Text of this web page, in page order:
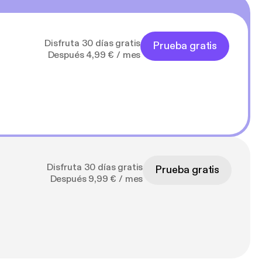
Disfruta 30 días gratis
Después 4,99 € / mes
Prueba gratis
Disfruta 30 días gratis
Después 9,99 € / mes
Prueba gratis